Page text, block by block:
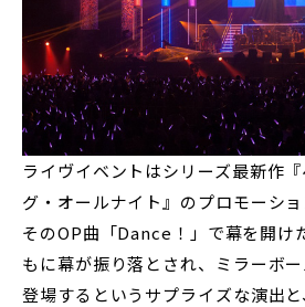
ライヴイベントはシリーズ最新作
グ・オールナイト』のプロモーショ
そのOP曲「Dance！」で幕を開け
もに幕が振り落とされ、ミラーボ
登場するというサプライズな演出